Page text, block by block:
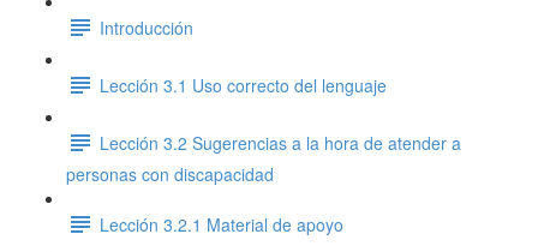
Introducción
Lección 3.1 Uso correcto del lenguaje
Lección 3.2 Sugerencias a la hora de atender a
personas con discapacidad
Lección 3.2.1 Material de apoyo